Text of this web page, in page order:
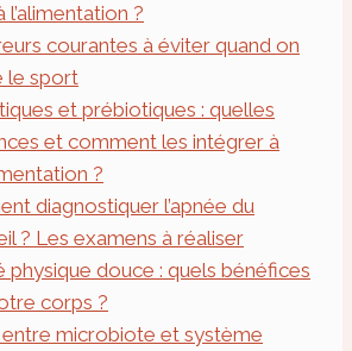
l’alimentation ?
courantes à éviter quand on
le sport
et prébiotiques : quelles
et comment les intégrer à
?
diagnostiquer l’apnée du
? Les examens à réaliser
physique douce : quels bénéfices
corps ?
entre microbiote et système